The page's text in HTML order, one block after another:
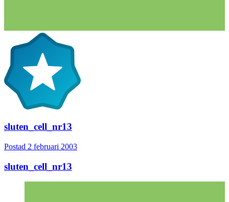
sluten_cell_nr13
Postad 2 februari 2003
sluten_cell_nr13